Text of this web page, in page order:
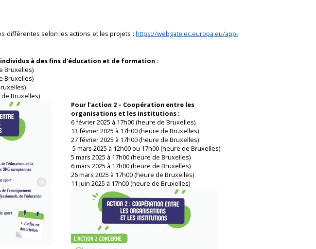
différentes selon les actions et les projets : https://webgate.ec.europa.eu/app-
à des fins d’éducation et de formation :
Bruxelles)
Bruxelles)
de Bruxelles)
Pour l’action 2 – Coopération entre les
organisations et les institutions :
6 février 2025 à 17h00 (heure de Bruxelles)
13 février 2025 à 17h00 (heure de Bruxelles)
27 février 2025 à 17h00 (heure de Bruxelles)
5 mars 2025 à 12h00 ou 17h00 (heure de Bruxelles)
5 mars 2025 à 17h00 (heure de Bruxelles)
6 mars 2025 à 17h00 (heure de Bruxelles)
26 mars 2025 à 17h00 (heure de Bruxelles)
11 juin 2025 à 17h00 (heure de Bruxelles)